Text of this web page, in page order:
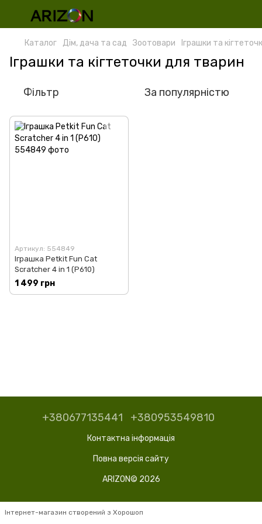
Каталог Дім, дача та сад Зоотовари Іграшки та
Іграшки та кігтеточки для тварин
Фільтр За популярністю
Артикул: 554849
Іграшка Petkit Fun Cat
Scratcher 4 in 1 (P610)
1 499 грн
+380677135441 +380953549810
Контактна інформація
Повна версія сайту
ARIZON© 2026
Інтернет-магазин створений з Хорошоп